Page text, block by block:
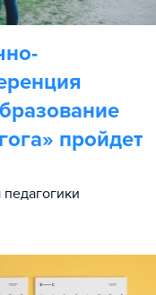
пройдет